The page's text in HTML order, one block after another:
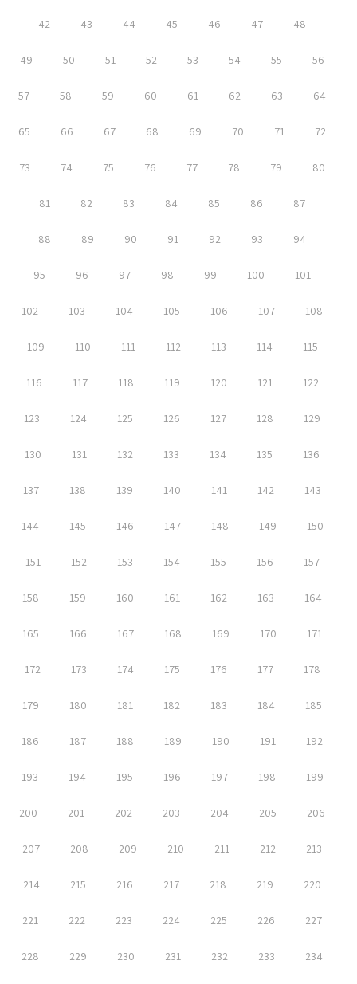
42 43 44 45 46 47 48
49 50 51 52 53 54 55 56
57 58 59 60 61 62 63 64
65 66 67 68 69 70 71 72
73 74 75 76 77 78 79 80
81 82 83 84 85 86 87
88 89 90 91 92 93 94
95 96 97 98 99 100 101
102 103 104 105 106 107 108
109 110 111 112 113 114 115
116 117 118 119 120 121 122
123 124 125 126 127 128 129
130 131 132 133 134 135 136
137 138 139 140 141 142 143
144 145 146 147 148 149 150
151 152 153 154 155 156 157
158 159 160 161 162 163 164
165 166 167 168 169 170 171
172 173 174 175 176 177 178
179 180 181 182 183 184 185
186 187 188 189 190 191 192
193 194 195 196 197 198 199
200 201 202 203 204 205 206
207 208 209 210 211 212 213
214 215 216 217 218 219 220
221 222 223 224 225 226 227
228 229 230 231 232 233 234